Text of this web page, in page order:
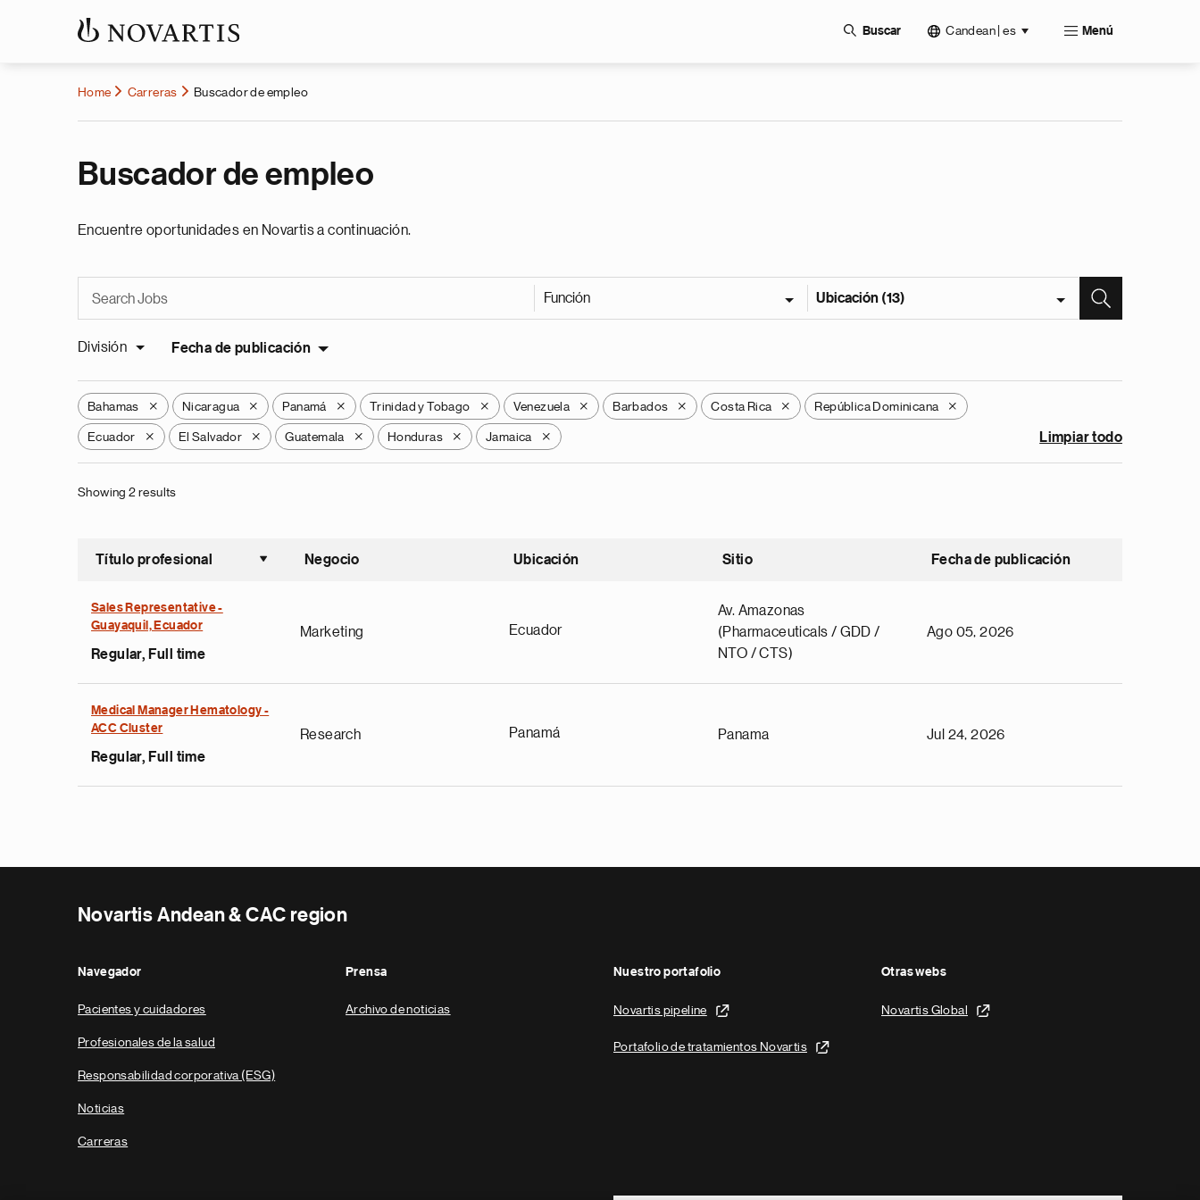
Buscar Candean | es Menú
Home Carreras Buscador de empleo
Buscador de empleo
Encuentre oportunidades en Novartis a continuación.
Función Ubicación (13)
División Fecha de publicación
Bahamas X Nicaragua X Panamá X Trinidad y Tobago X Venezuela X Barbados X Costa Rica X República Dominicana X
Ecuador X El Salvador X Guatemala X Honduras X Jamaica X Limpiar todo
Showing 2 results
Título profesional
Ordenar ascendente
Negocio Ubicación Sitio Fecha de publicación
Sales Representative -
Guayaquil, Ecuador
Regular, Full time
Marketing Ecuador
Av. Amazonas
(Pharmaceuticals / GDD /
NTO / CTS)
Ago 05, 2026
Medical Manager Hematology -
ACC Cluster
Regular, Full time
Research Panamá Panama Jul 24, 2026
Novartis Andean & CAC region
Navegador
Pacientes y cuidadores
Profesionales de la salud
Responsabilidad corporativa (ESG)
Noticias
Carreras
Prensa
Archivo de noticias
Nuestro portafolio
Novartis pipeline
Portafolio de tratamientos Novartis
Otras webs
Novartis Global